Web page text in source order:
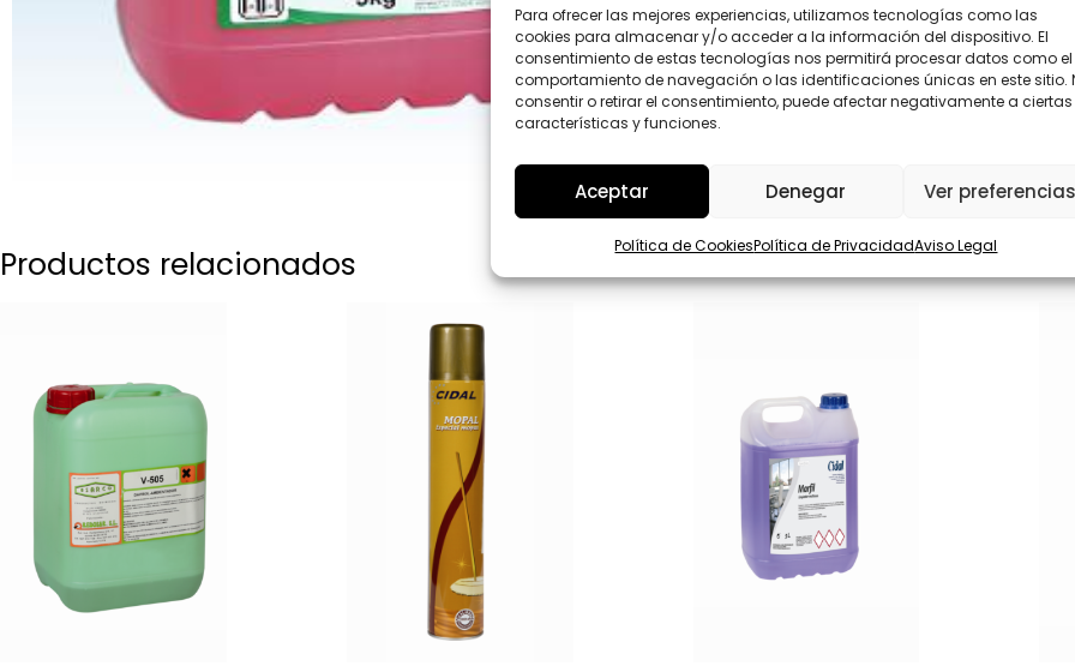
Para ofrecer las mejores experiencias, utilizamos tecnologías como las
cookies para almacenar y/o acceder a la información del dispositivo. El
consentimiento de estas tecnologías nos permitirá procesar datos como el
comportamiento de navegación o las identificaciones únicas en este sitio.
consentir o retirar el consentimiento, puede afectar negativamente a ciertas
características y funciones.
Aceptar Denegar Ver preferencias
Política de CookiesPolítica de PrivacidadAviso Legal
o
s
T
e
l
é
f
P
D
*
Enviar
Productos relacionados